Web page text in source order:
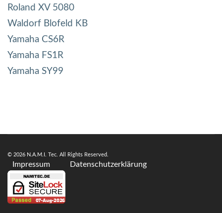
Roland XV 5080
Waldorf Blofeld KB
Yamaha CS6R
Yamaha FS1R
Yamaha SY99
© 2026 N.A.M.I. Tec. All Rights Reserved.
Impressum Datenschutzerklärung